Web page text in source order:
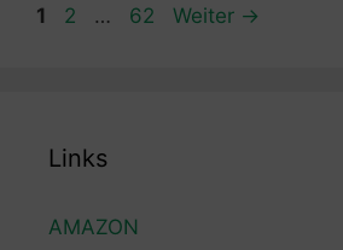
Seite
1 Seite
2 … Seite
62 Weiter →
Links
AMAZON